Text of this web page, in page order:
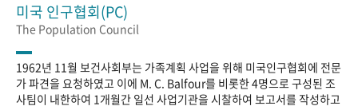
미국 인구협회(PC)
The Population Council
1962년 11월 보건사회부는 가족계획 사업을 위해 미국인구협회에 전문
가 파견을 요청하였고 이에 M. C. Balfour를 비롯한 4명으로 구성된 조
사팀이 내한하여 1개월간 일선 사업기관을 시찰하여 보고서를 작성하고